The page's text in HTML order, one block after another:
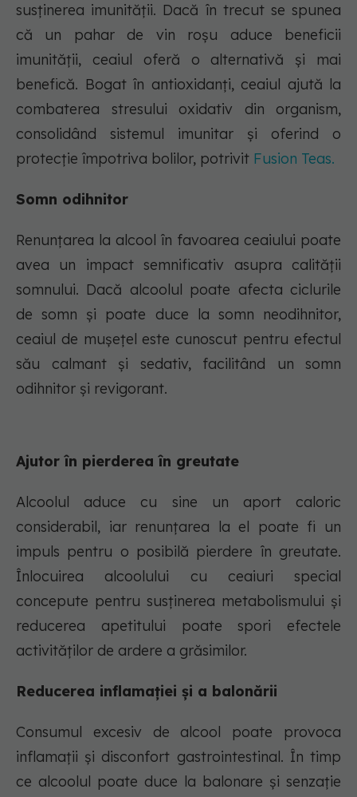
susținerea imunității. Dacă în trecut se spunea
că un pahar de vin roșu aduce beneficii
imunității, ceaiul oferă o alternativă și mai
benefică. Bogat în antioxidanți, ceaiul ajută la
combaterea stresului oxidativ din organism,
consolidând sistemul imunitar și oferind o
protecție împotriva bolilor, potrivit Fusion Teas.
Somn odihnitor
Renunțarea la alcool în favoarea ceaiului poate
avea un impact semnificativ asupra calității
somnului. Dacă alcoolul poate afecta ciclurile
de somn și poate duce la somn neodihnitor,
ceaiul de mușețel este cunoscut pentru efectul
său calmant și sedativ, facilitând un somn
odihnitor și revigorant.
Ajutor în pierderea în greutate
Alcoolul aduce cu sine un aport caloric
considerabil, iar renunțarea la el poate fi un
impuls pentru o posibilă pierdere în greutate.
Înlocuirea alcoolului cu ceaiuri special
concepute pentru susținerea metabolismului și
reducerea apetitului poate spori efectele
activităților de ardere a grăsimilor.
Reducerea inflamației și a balonării
Consumul excesiv de alcool poate provoca
inflamații și disconfort gastrointestinal. În timp
ce alcoolul poate duce la balonare și senzație